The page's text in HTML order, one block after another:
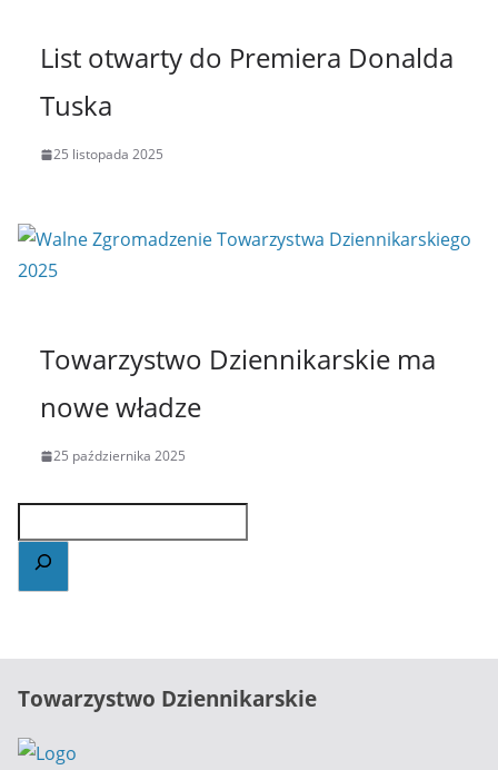
List otwarty do Premiera Donalda
Tuska
25 listopada 2025
Towarzystwo Dziennikarskie ma
nowe władze
25 października 2025
Towarzystwo Dziennikarskie